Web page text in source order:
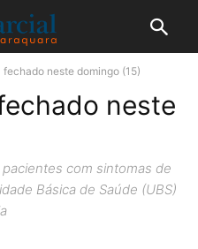
fechado neste domingo (15)
neste
com sintomas de
Básica de Saúde (UBS)